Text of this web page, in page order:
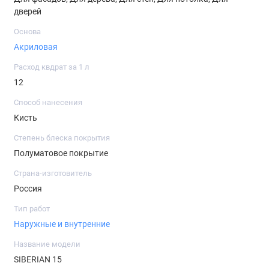
Образует полуматовое покрытие
Содержит воск
Создает водоотталкивающее покрытие
Сохраняет видимой текстуру натуральной
Обладает хорошей адгезией и глубоко
Предохраняет от воздействия грибков, гнили,
плесени, насекомых-древоточцев
воздействию УФ-излучения солнца
Не предназначено для окраски полов и мест,
постоянно контактирующих с водой
Dekart Color — каталогу TROX и Coltec Wood
дверей
Основа
Акриловая
Расход квдрат за 1 л
12
Способ нанесения
Кисть
Степень блеска покрытия
Полуматовое покрытие
Страна-изготовитель
Россия
Тип работ
Наружные и внутренние
Название модели
SIBERIAN 15